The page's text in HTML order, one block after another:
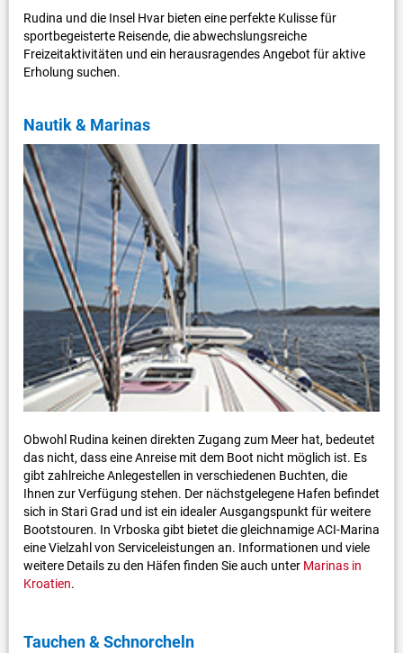
Rudina und die Insel Hvar bieten eine perfekte Kulisse für
sportbegeisterte Reisende, die abwechslungsreiche
Freizeitaktivitäten und ein herausragendes Angebot für aktive
Erholung suchen.
Nautik & Marinas
Obwohl Rudina keinen direkten Zugang zum Meer hat, bedeutet
das nicht, dass eine Anreise mit dem Boot nicht möglich ist. Es
gibt zahlreiche Anlegestellen in verschiedenen Buchten, die
Ihnen zur Verfügung stehen. Der nächstgelegene Hafen befindet
sich in Stari Grad und ist ein idealer Ausgangspunkt für weitere
Bootstouren. In Vrboska gibt bietet die gleichnamige ACI-Marina
eine Vielzahl von Serviceleistungen an. Informationen und viele
weitere Details zu den Häfen finden Sie auch unter Marinas in
Kroatien.
Tauchen & Schnorcheln